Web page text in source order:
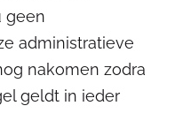
geen
administratieve
nakomen zodra
geldt in ieder